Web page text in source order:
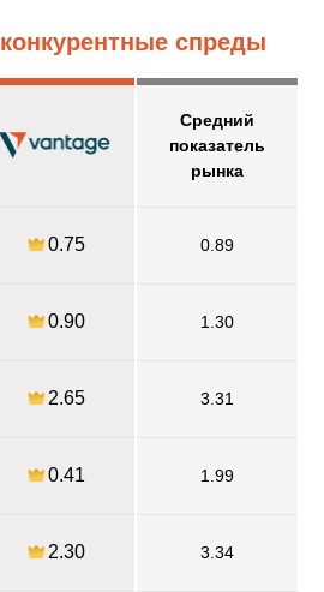
конкурентные спреды
Средний
показатель
рынка
0.75 0.89
0.90 1.30
2.65 3.31
0.41 1.99
2.30 3.34